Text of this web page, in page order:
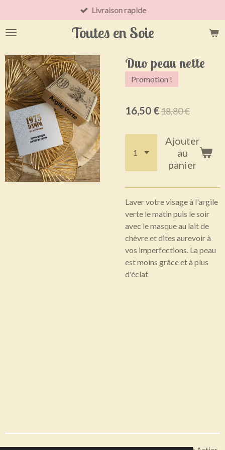
au
contenu
Toutes en Soie
Livraison rapide
Duo peau nette
Promotion !
16,50 €18,80 €
Ajouter
au
panier
Laver votre visage à l'argile
verte le matin puis le soir
avec le masque au lait de
chèvre et dites aurevoir à
vos imperfections. La peau
est moins grâce et à plus
d'éclat